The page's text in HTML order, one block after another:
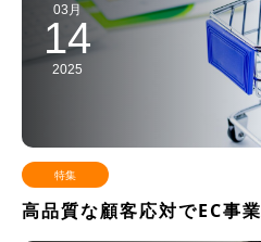
03月
14
2025
特集
高品質な顧客応対でEC事